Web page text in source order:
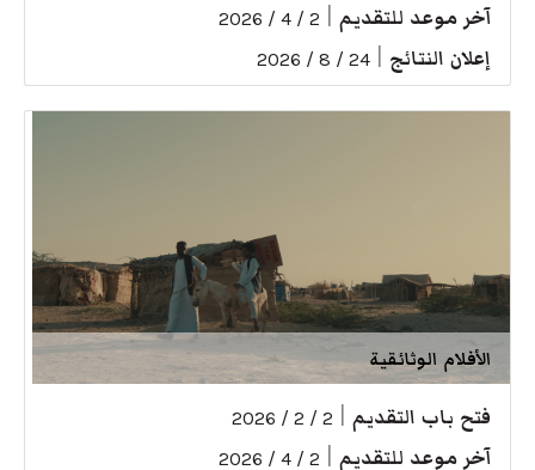
آخر موعد للتقديم 2 / 4 / 2026
إعلان النتائج 24 / 8 / 2026
الأفلام الوثائقية
فتح باب التقديم 2 / 2 / 2026
آخر موعد للتقديم 2 / 4 / 2026